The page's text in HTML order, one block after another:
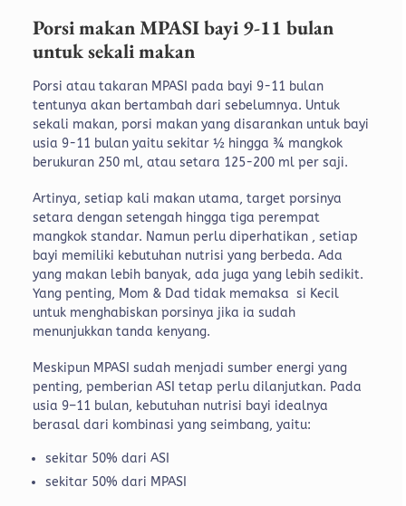
Porsi makan MPASI bayi 9-11 bulan
untuk sekali makan
Porsi atau takaran MPASI pada bayi 9-11 bulan
tentunya akan bertambah dari sebelumnya. Untuk
sekali makan, porsi makan yang disarankan untuk bayi
usia 9-11 bulan yaitu sekitar ½ hingga ¾ mangkok
berukuran 250 ml, atau setara 125-200 ml per saji.
Artinya, setiap kali makan utama, target porsinya
setara dengan setengah hingga tiga perempat
mangkok standar. Namun perlu diperhatikan , setiap
bayi memiliki kebutuhan nutrisi yang berbeda. Ada
yang makan lebih banyak, ada juga yang lebih sedikit.
Yang penting, Mom & Dad tidak memaksa si Kecil
untuk menghabiskan porsinya jika ia sudah
menunjukkan tanda kenyang.
Meskipun MPASI sudah menjadi sumber energi yang
penting, pemberian ASI tetap perlu dilanjutkan. Pada
usia 9–11 bulan, kebutuhan nutrisi bayi idealnya
berasal dari kombinasi yang seimbang, yaitu:
sekitar 50% dari ASI
sekitar 50% dari MPASI